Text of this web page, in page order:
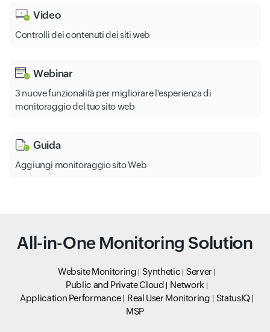
Video
Controlli dei contenuti dei siti web
Webinar
3 nuove funzionalità per migliorare l’esperienza di
monitoraggio del tuo sito web
Guida
Aggiungi monitoraggio sito Web
All-in-One Monitoring Solution
Website Monitoring Synthetic
Server
Public and Private Cloud
Network
Application Performance
Real User Monitoring
StatusIQ
MSP